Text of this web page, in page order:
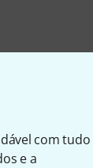
com tudo
e a